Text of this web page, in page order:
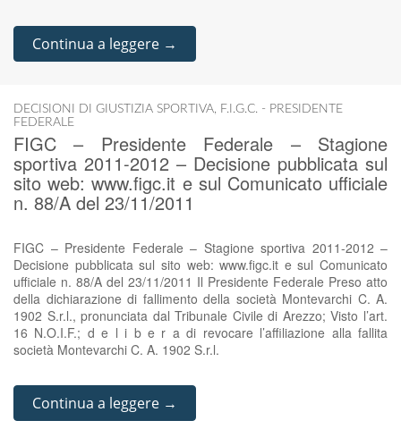
Continua a leggere →
DECISIONI DI GIUSTIZIA SPORTIVA, F.I.G.C. - PRESIDENTE
FEDERALE
FIGC – Presidente Federale – Stagione
sportiva 2011-2012 – Decisione pubblicata sul
sito web: www.figc.it e sul Comunicato ufficiale
n. 88/A del 23/11/2011
FIGC – Presidente Federale – Stagione sportiva 2011-2012 –
Decisione pubblicata sul sito web: www.figc.it e sul Comunicato
ufficiale n. 88/A del 23/11/2011 Il Presidente Federale Preso atto
della dichiarazione di fallimento della società Montevarchi C. A.
1902 S.r.l., pronunciata dal Tribunale Civile di Arezzo; Visto l’art.
16 N.O.I.F.; d e l i b e r a di revocare l’affiliazione alla fallita
società Montevarchi C. A. 1902 S.r.l.
Continua a leggere →